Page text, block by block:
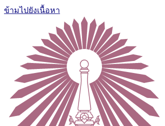
ข้ามไปยังเนื้อหา